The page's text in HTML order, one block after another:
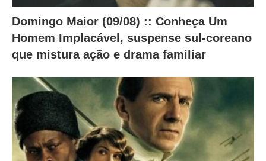
a
b
a
o
.
Domingo Maior (09/08) :: Conheça Um
Homem Implacável, suspense sul-coreano
que mistura ação e drama familiar